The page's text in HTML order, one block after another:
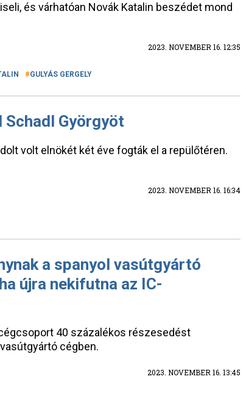
és várhatóan Novák Katalin beszédet mond
2023. NOVEMBER 16. 12:35
GULYÁS GERGELY
Györgyöt
volt elnökét két éve fogták el a repülőtéren.
2023. NOVEMBER 16. 16:34
a spanyol vasútgyártó
újra nekifutna az IC-
40 százalékos részesedést
cégben.
2023. NOVEMBER 16. 13:45